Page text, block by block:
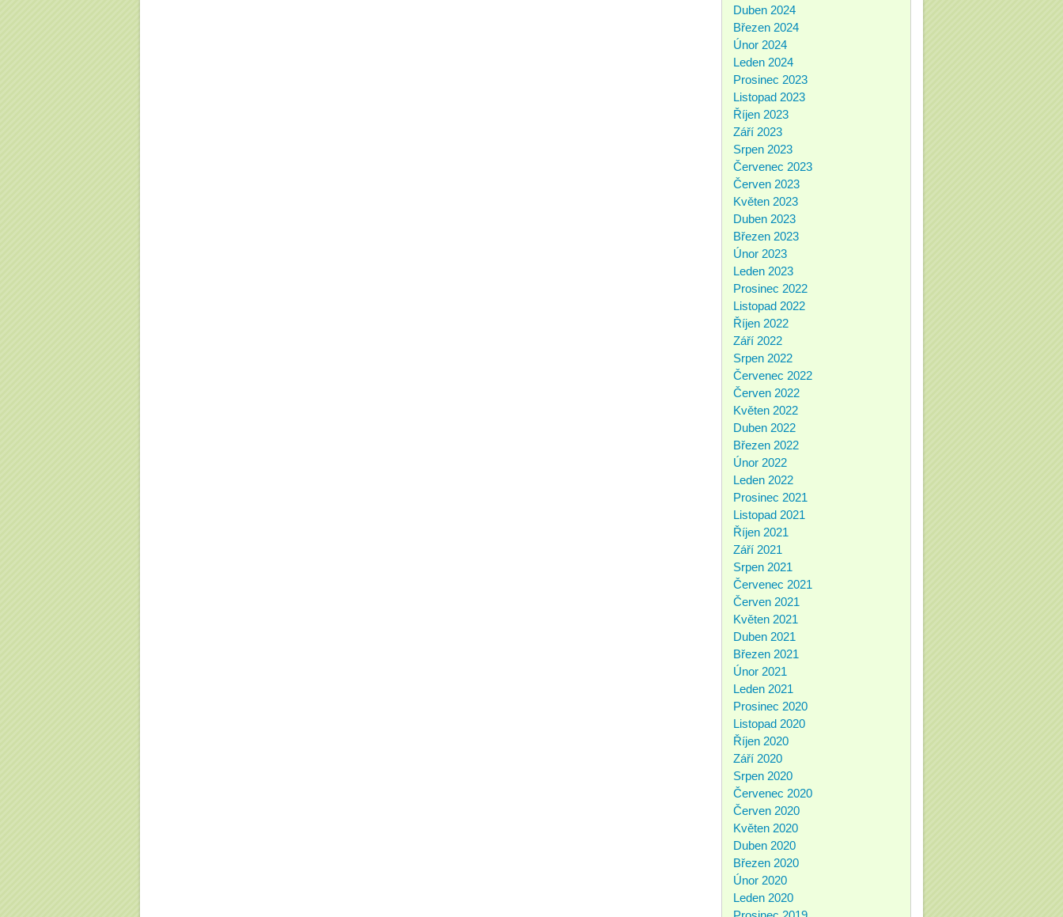
Duben 2024
Březen 2024
Únor 2024
Leden 2024
Prosinec 2023
Listopad 2023
Říjen 2023
Září 2023
Srpen 2023
Červenec 2023
Červen 2023
Květen 2023
Duben 2023
Březen 2023
Únor 2023
Leden 2023
Prosinec 2022
Listopad 2022
Říjen 2022
Září 2022
Srpen 2022
Červenec 2022
Červen 2022
Květen 2022
Duben 2022
Březen 2022
Únor 2022
Leden 2022
Prosinec 2021
Listopad 2021
Říjen 2021
Září 2021
Srpen 2021
Červenec 2021
Červen 2021
Květen 2021
Duben 2021
Březen 2021
Únor 2021
Leden 2021
Prosinec 2020
Listopad 2020
Říjen 2020
Září 2020
Srpen 2020
Červenec 2020
Červen 2020
Květen 2020
Duben 2020
Březen 2020
Únor 2020
Leden 2020